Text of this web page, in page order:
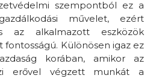
szempontból ez a
művelet, ezért
az alkalmazott eszközök
fontosságú. Különösen igaz ez
korában, amikor az
erővel végzett munkát a